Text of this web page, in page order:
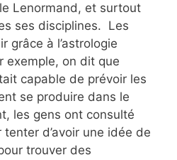
Lenormand, et surtout
ses disciplines. Les
grâce à l’astrologie
exemple, on dit que
capable de prévoir les
se produire dans le
les gens ont consulté
d’avoir une idée de
trouver des